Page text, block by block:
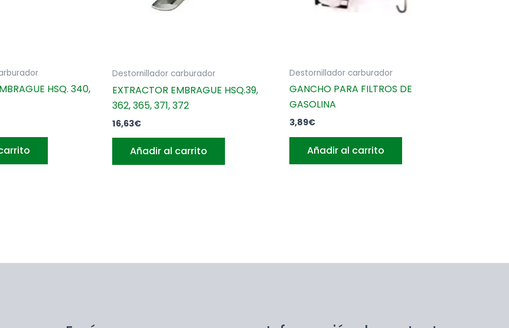
HSQ. 340,
Destornillador carburador
EXTRACTOR EMBRAGUE HSQ.39,
362, 365, 371, 372
16,63€
Añadir al carrito
Destornillador carburador
GANCHO PARA FILTROS DE
GASOLINA
3,89€
Añadir al carrito